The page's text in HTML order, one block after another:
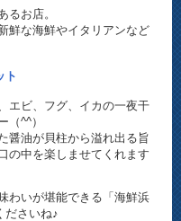
るお店。
鮮な海鮮やイタリアンなど
ト
エビ、フグ、イカの一夜干
（^^）
醤油が貝柱から溢れ出る旨
の中を楽しませてくれます
わいが堪能できる「海鮮浜
ださいね♪